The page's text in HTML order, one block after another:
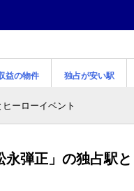
益の物件 独占が安い駅
ーローイベント
永弾正」の独占駅